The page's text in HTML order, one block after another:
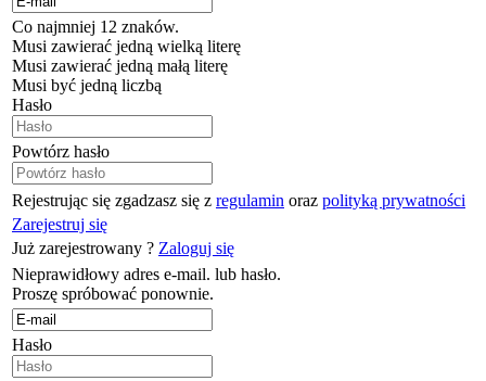
Co najmniej 12 znaków.
Musi zawierać jedną wielką literę
Musi zawierać jedną małą literę
Musi być jedną liczbą
Hasło
Powtórz hasło
Rejestrując się zgadzasz się z regulamin oraz polityką prywatności
Zarejestruj się
Już zarejestrowany ? Zaloguj się
Nieprawidłowy adres e-mail. lub hasło.
Proszę spróbować ponownie.
Hasło